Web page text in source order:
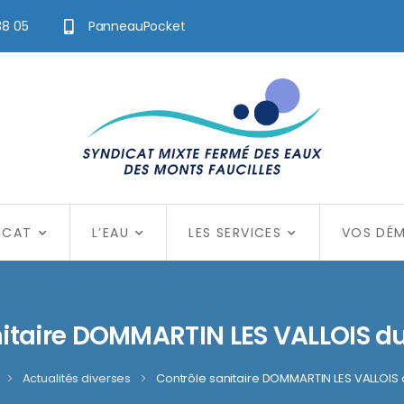
05 PanneauPocket
L’EAU LES SERVICES VOS
DOMMARTIN LES VALLOIS
> Actualités diverses > Contrôle sanitaire DOMMARTIN LES